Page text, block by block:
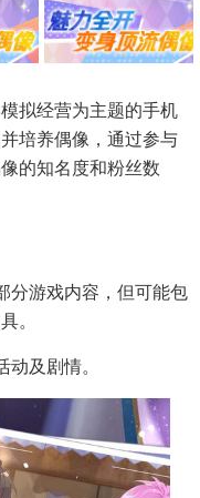
拟经营为主题的手机
培养偶像，通过参与
的知名度和粉丝数
分游戏内容，但可能包
。
及剧情。